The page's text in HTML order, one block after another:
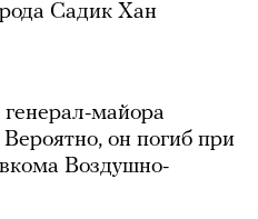
Садик Хан
майора
он погиб при
Воздушно-